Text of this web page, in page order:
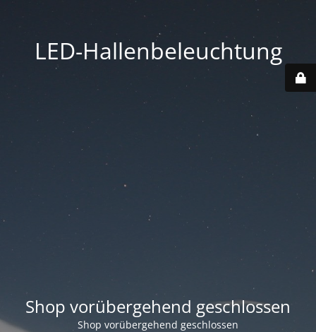
LED-Hallenbeleuchtung
Shop vorübergehend geschlossen
Shop vorübergehend geschlossen